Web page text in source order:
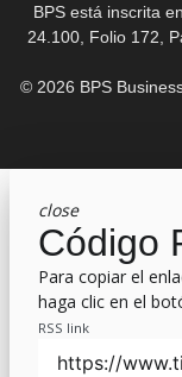
BPS está inscrita
24.100, Folio 172,
© 2026 BPS
close
Código
Para copiar el
haga clic en el
RSS link